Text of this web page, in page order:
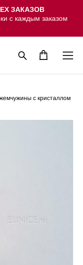
ЗАКАЗОВ
с каждым заказом
с кристаллом